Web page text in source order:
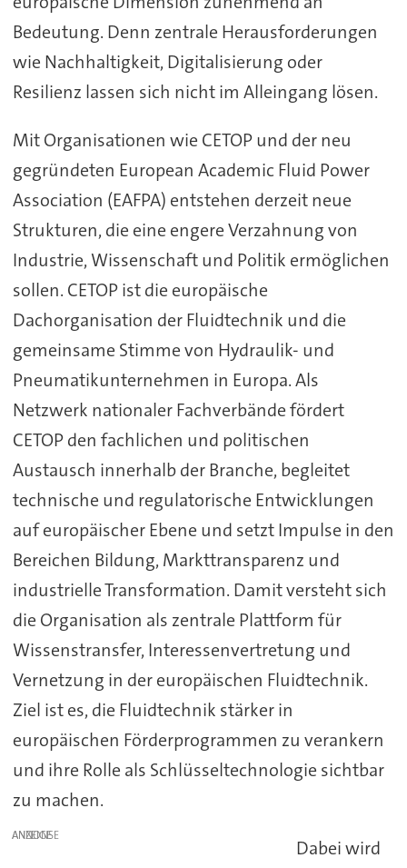
Bedeutung. Denn zentrale Herausforderungen
wie Nachhaltigkeit, Digitalisierung oder
Resilienz lassen sich nicht im Alleingang lösen.
Mit Organisationen wie CETOP und der neu
gegründeten European Academic Fluid Power
Association (EAFPA) entstehen derzeit neue
Strukturen, die eine engere Verzahnung von
Industrie, Wissenschaft und Politik ermöglichen
sollen. CETOP ist die europäische
Dachorganisation der Fluidtechnik und die
gemeinsame Stimme von Hydraulik- und
Pneumatikunternehmen in Europa. Als
Netzwerk nationaler Fachverbände fördert
CETOP den fachlichen und politischen
Austausch innerhalb der Branche, begleitet
technische und regulatorische Entwicklungen
auf europäischer Ebene und setzt Impulse in den
Bereichen Bildung, Markttransparenz und
industrielle Transformation. Damit versteht sich
die Organisation als zentrale Plattform für
Wissenstransfer, Interessenvertretung und
Vernetzung in der europäischen Fluidtechnik.
Ziel ist es, die Fluidtechnik stärker in
europäischen Förderprogrammen zu verankern
und ihre Rolle als Schlüsseltechnologie sichtbar
zu machen.
ANZEIGE
Dabei wird